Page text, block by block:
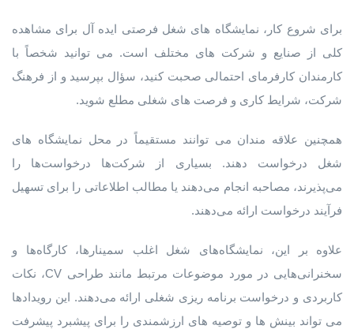
برای شروع کار، نمایشگاه های شغل فرصتی ایده آل برای مشاهده
کلی از صنایع و شرکت های مختلف است. می توانید شخصاً با
کارمندان کارفرمای احتمالی صحبت کنید، سؤال بپرسید و از فرهنگ
شرکت، شرایط کاری و فرصت های شغلی مطلع شوید.
همچنین علاقه مندان می توانند مستقیماً در محل نمایشگاه های
شغل درخواست دهند. بسیاری از شرکت‌ها درخواست‌ها را
می‌پذیرند، مصاحبه انجام می‌دهند یا مطالب اطلاعاتی را برای تسهیل
فرآیند درخواست ارائه می‌دهند.
علاوه بر این، نمایشگاه‌های شغل اغلب سمینارها، کارگاه‌ها و
سخنرانی‌هایی در مورد موضوعات مرتبط مانند طراحی CV، نکات
کاربردی و درخواست برنامه ‌ریزی شغلی ارائه می‌دهند. این رویدادها
می تواند بینش ها و توصیه های ارزشمندی را برای پیشبرد پیشرفت